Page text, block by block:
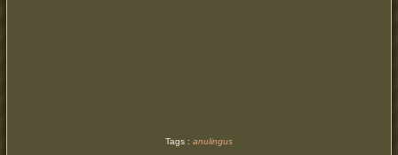
Tags : anulingus